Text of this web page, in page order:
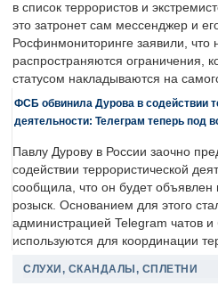
в список террористов и
это затронет сам мессенджер и
Росфинмониторинге заявили, что
распространяются ограничения,
статусом накладываются на
ФСБ обвинила Дурова в содействии
деятельности: Телеграм теперь под
Павлу Дурову в России заочно
содействии террористической
сообщила, что он будет
розыск. Основанием для этого
администрацией Telegram чатов и
используются для координации
СЛУХИ, СКАНДАЛЫ, СПЛЕТНИ